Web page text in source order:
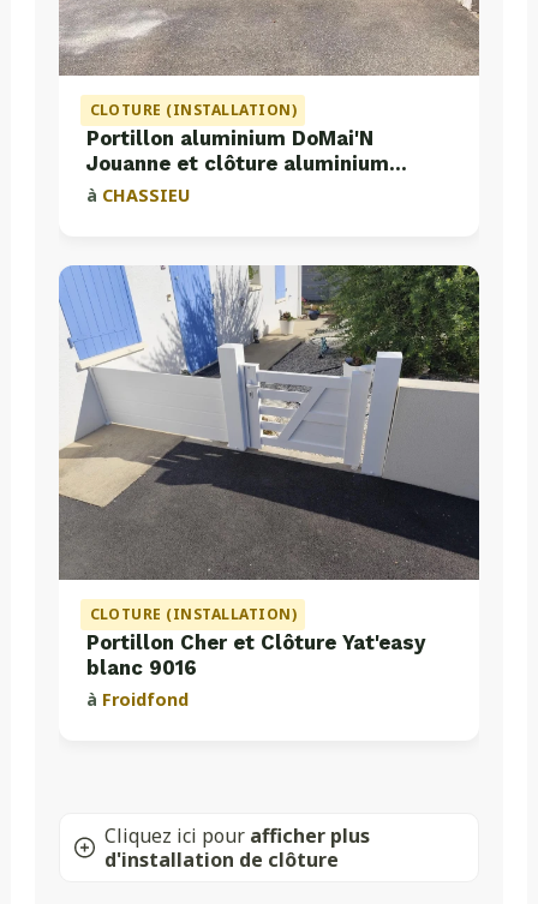
CLOTURE (INSTALLATION)
Portillon aluminium DoMai'N
Jouanne et clôture aluminium
Valette
à CHASSIEU
CLOTURE (INSTALLATION)
Portillon Cher et Clôture Yat'easy
blanc 9016
à Froidfond
Cliquez ici pour afficher plus
d'installation de clôture